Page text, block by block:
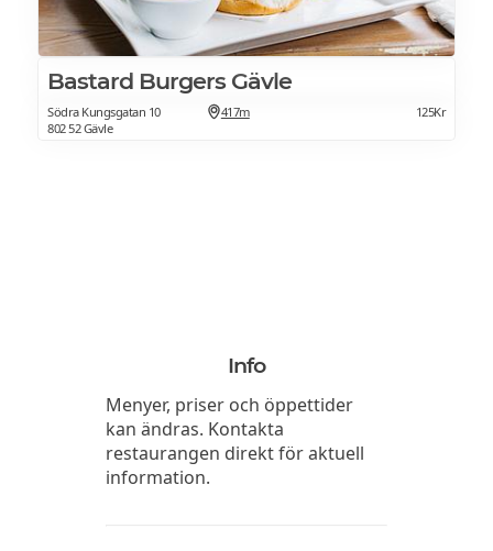
Bastard Burgers Gävle
Södra Kungsgatan 10
802 52 Gävle
417m 125Kr
Info
Menyer, priser och öppettider
kan ändras. Kontakta
restaurangen direkt för aktuell
information.